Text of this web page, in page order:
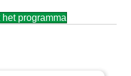
programma